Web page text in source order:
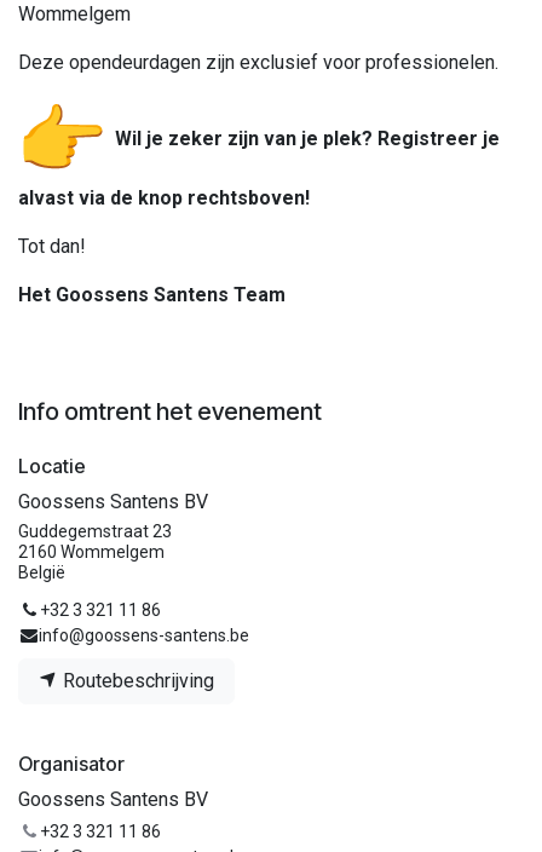
Wommelgem
Deze opendeurdagen zijn exclusief voor professionelen.
Wil je zeker zijn van je plek? Registreer je
alvast via de knop rechtsboven!
Tot dan!
Het Goossens Santens Team
Info omtrent het evenement
Locatie
Goossens Santens BV
Guddegemstraat 23
2160 Wommelgem
België
+32 3 321 11 86
info@goossens-santens.be
Routebeschrijving
Organisator
Goossens Santens BV
+32 3 321 11 86